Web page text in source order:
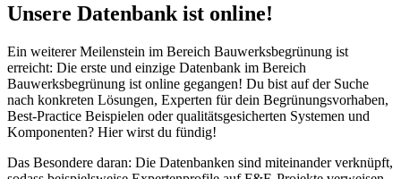
Unsere Datenbank ist online!
Ein weiterer Meilenstein im Bereich Bauwerksbegrünung ist
erreicht: Die erste und einzige Datenbank im Bereich
Bauwerksbegrünung ist online gegangen! Du bist auf der Suche
nach konkreten Lösungen, Experten für dein Begrünungsvorhaben,
Best-Practice Beispielen oder qualitätsgesicherten Systemen und
Komponenten? Hier wirst du fündig!
Das Besondere daran: Die Datenbanken sind miteinander verknüpft,